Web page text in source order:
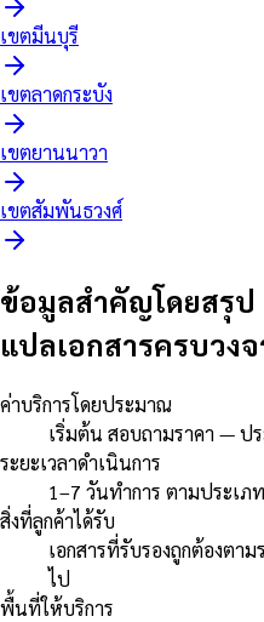
เขตมีนบุรี
เขตลาดกระบัง
เขตยานนาวา
เขตสัมพันธวงศ์
ข้อมูลสำคัญโดยสรุป
แปลเอกสารครบวงจ
ค่าบริการโดยประมาณ
เริ่มต้น สอบถามราคา — ป
ระยะเวลาดำเนินการ
1–7 วันทำการ ตามประเ
สิ่งที่ลูกค้าได้รับ
เอกสารที่รับรองถูกต้องต
ไป
พื้นที่ให้บริการ